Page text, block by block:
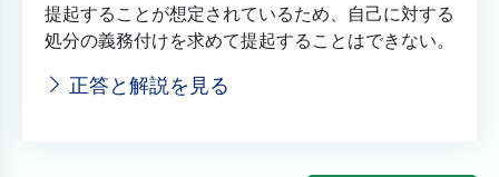
提起することが想定されているため、自己に対する
処分の義務付けを求めて提起することはできない。
正答と解説を見る